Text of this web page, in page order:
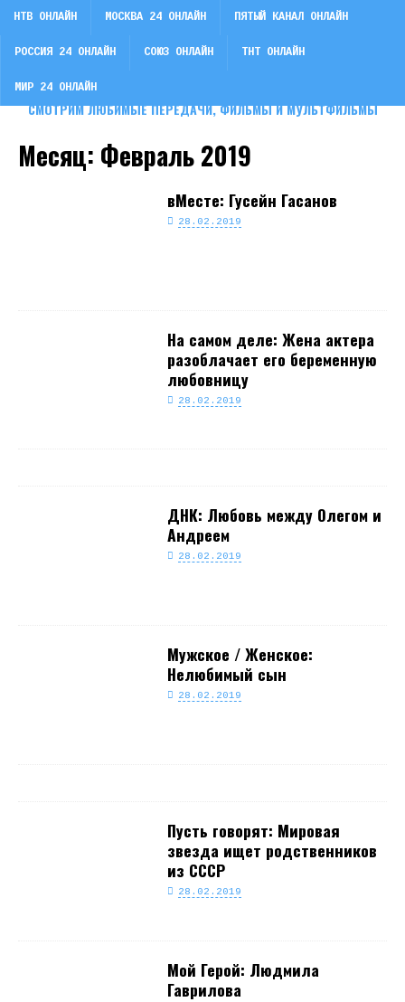
СМОТРИМ ЛЮБИМЫЕ ПЕРЕДАЧИ, ФИЛЬМЫ И МУЛЬТФИЛЬМЫ
НТВ ОНЛАЙН МОСКВА 24 ОНЛАЙН ПЯТЫЙ КАНАЛ ОНЛАЙН
РОССИЯ 24 ОНЛАЙН СОЮЗ ОНЛАЙН ТНТ ОНЛАЙН
МИР 24 ОНЛАЙН
Месяц: Февраль 2019
вМесте: Гусейн Гасанов
28.02.2019
На самом деле: Жена актера
разоблачает его беременную
любовницу
28.02.2019
ДНК: Любовь между Олегом и
Андреем
28.02.2019
Мужское / Женское:
Нелюбимый сын
28.02.2019
Пусть говорят: Мировая
звезда ищет родственников
из СССР
28.02.2019
Мой Герой: Людмила
Гаврилова